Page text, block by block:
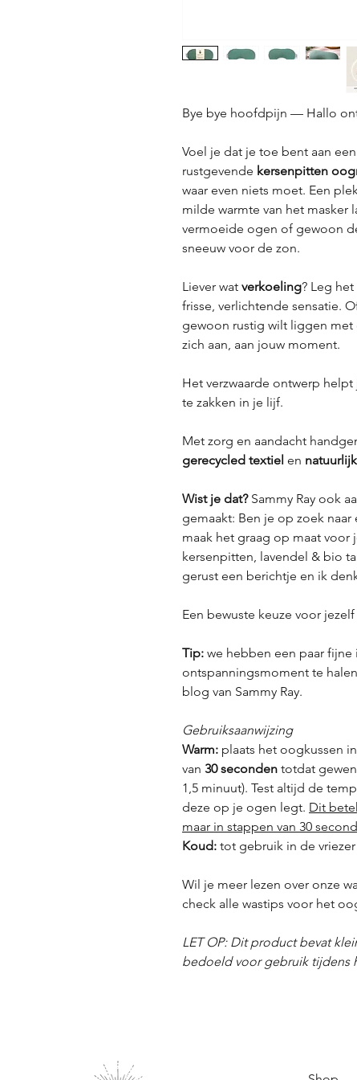
Bye bye hoofdpijn — Hallo
Voel je dat je toe bent aan
rustgevende kersenpitten
waar even niets moet. Een
milde warmte van het
vermoeide ogen of gewoon
sneeuw voor de zon.
Liever wat verkoeling? Leg
frisse, verlichtende sensatie.
gewoon rustig wilt liggen
zich aan, aan jouw moment.
Het verzwaarde ontwerp
te zakken in je lijf.
Met zorg en aandacht
gerecycled textiel en
Wist je dat?Sammy Ray ook
gemaakt: Ben je op zoek
maak het graag op maat voor
kersenpitten, lavendel & bio
gerust een berichtje en ik
Een bewuste keuze voor
Tip: we hebben een paar
ontspanningsmoment te
blog van Sammy Ray.
Gebruiksaanwijzing
Warm: plaats het oogkussen
van 30 seconden totdat
1,5 minuut). Test altijd de
deze op je ogen legt. Dit
maar in stappen van 30
Koud: tot gebruik in de
Wil je meer lezen over onze
check alle wastips voor het
LET OP: Dit product bevat
bedoeld voor gebruik tijdens